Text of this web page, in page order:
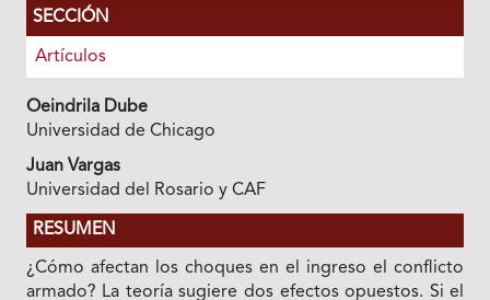
SECCIÓN
Artículos
Oeindrila Dube
Universidad de Chicago
Juan Vargas
Universidad del Rosario y CAF
RESUMEN
¿Cómo afectan los choques en el ingreso el conflicto
armado? La teoría sugiere dos efectos opuestos. Si el